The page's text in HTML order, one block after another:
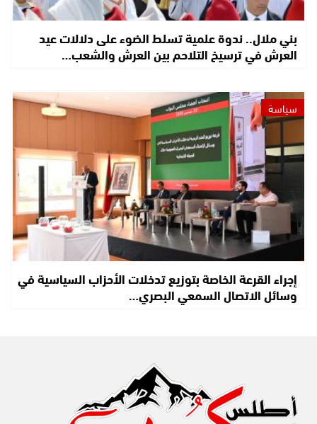
بني ملال.. ندوة علمية تسلط الضوء على دلالات عيد
العرش في ترسيخ التلاحم بين العرش والشعب…
سياسة
إجراء القرعة الخاصة بتوزيع تدخلات الأحزاب السياسية في
وسائل الاتصال السمعي البصري…